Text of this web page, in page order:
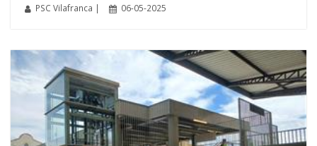
PSC Vilafranca | 06-05-2025